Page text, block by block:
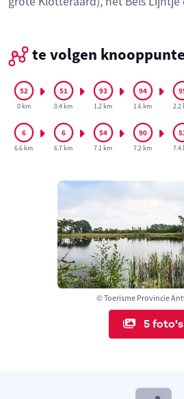
© Toerisme Provincie
5 foto's
te volgen
0 km 0.4 km 1.2 km 1.6 km 2.2
6.6 km 6.7 km 7.1 km 7.2 km 7.4